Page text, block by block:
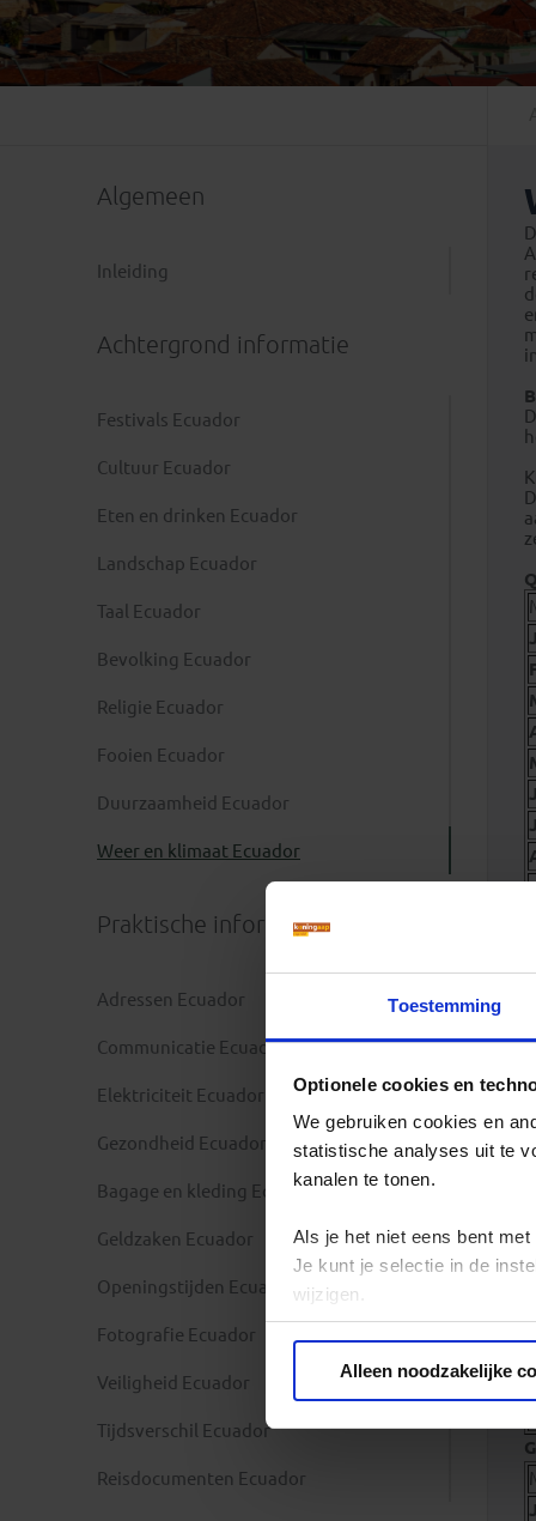
Toestemming
Optionele cookies en
We gebruiken cookies en
statistische analyses uit te
kanalen te tonen.
Als je het niet eens bent
Je kunt je selectie in de
wijzigen.
Alleen noodzakelijke
Mongolië(1)
Nepal(6)
Tadzjikistan(1)
(8)
Tanzania
Zimbabwe
Algemeen
Inleiding
Achtergrond informatie
Festivals Ecuador
Cultuur Ecuador
Eten en drinken Ecuador
Landschap Ecuador
Taal Ecuador
Bevolking Ecuador
Religie Ecuador
Fooien Ecuador
Duurzaamheid Ecuador
Weer en klimaat Ecuador
Praktische informatie
Adressen Ecuador
Communicatie Ecuador
Elektriciteit Ecuador
Gezondheid Ecuador
Bagage en kleding Ecuador
Geldzaken Ecuador
Openingstijden Ecuador
Fotografie Ecuador
Veiligheid Ecuador
Tijdsverschil Ecuador
Reisdocumenten Ecuador